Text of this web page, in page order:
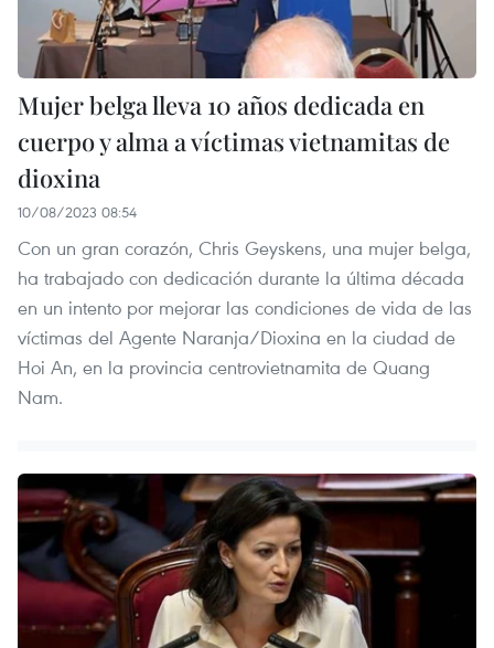
Mujer belga lleva 10 años dedicada en
cuerpo y alma a víctimas vietnamitas de
dioxina
10/08/2023 08:54
Con un gran corazón, Chris Geyskens, una mujer belga,
ha trabajado con dedicación durante la última década
en un intento por mejorar las condiciones de vida de las
víctimas del Agente Naranja/Dioxina en la ciudad de
Hoi An, en la provincia centrovietnamita de Quang
Nam.